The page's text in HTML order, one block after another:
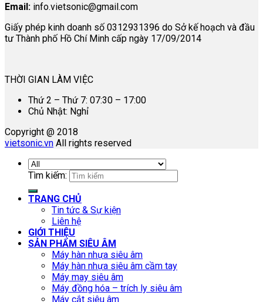
Email: info.vietsonic@gmail.com
Giấy phép kinh doanh số 0312931396 do Sở kế hoạch và đầu
tư Thành phố Hồ Chí Minh cấp ngày 17/09/2014
THỜI GIAN LÀM VIỆC
Thứ 2 – Thứ 7: 07:30 – 17:00
Chủ Nhật: Nghỉ
Copyright @ 2018
vietsonic.vn All rights reserved
Tìm kiếm:
TRANG CHỦ
Tin tức & Sự kiện
Liên hệ
GIỚI THIỆU
SẢN PHẨM SIÊU ÂM
Máy hàn nhựa siêu âm
Máy hàn nhựa siêu âm cầm tay
Máy may siêu âm
Máy đồng hóa – trích ly siêu âm
Máy cắt siêu âm